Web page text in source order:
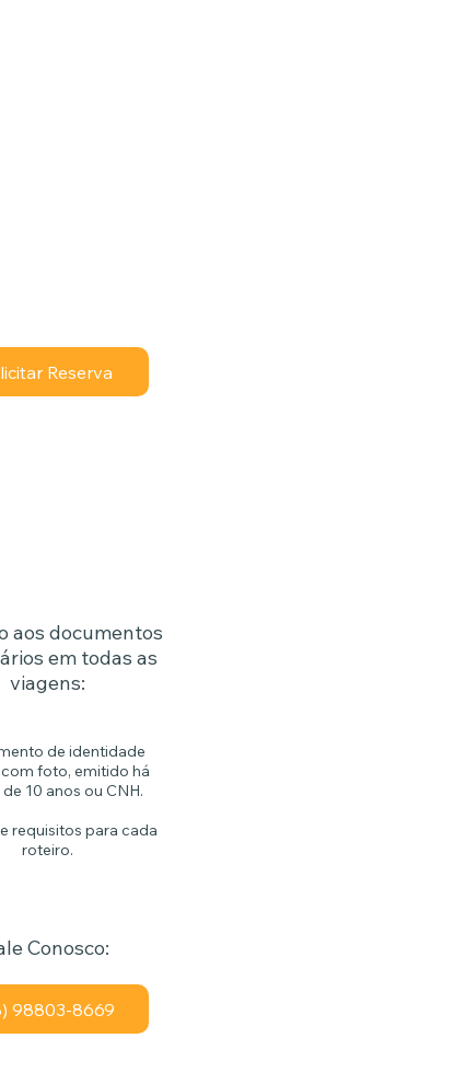
Reserva
aos documentos
em todas as
viagens:
de identidade
foto, emitido há
10 anos ou CNH.
requisitos para cada
roteiro.
Conosco:
98803-8669